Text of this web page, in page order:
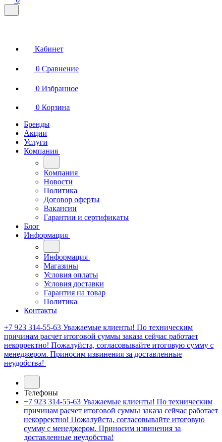
Кабинет
0 Сравнение
0 Избранное
0 Корзина
Бренды
Акции
Услуги
Компания
Компания
Новости
Политика
Договор оферты
Вакансии
Гарантии и сертификаты
Блог
Информация
Информация
Магазины
Условия оплаты
Условия доставки
Гарантия на товар
Политика
Контакты
+7 923 314-55-63 Уважаемые клиенты! По техническим
причинам расчет итоговой суммы заказа сейчас работает
некорректно! Пожалуйста, согласовывайте итоговую сумму с
менеджером. Приносим извинения за доставленные
неудобства!
Телефоны
+7 923 314-55-63 Уважаемые клиенты! По техническим
причинам расчет итоговой суммы заказа сейчас работает
некорректно! Пожалуйста, согласовывайте итоговую
сумму с менеджером. Приносим извинения за
доставленные неудобства!